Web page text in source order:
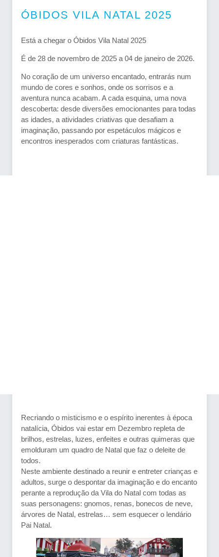
ÓBIDOS VILA NATAL 2025
Está a chegar o Óbidos Vila Natal 2025
É de 28 de novembro de 2025 a 04 de janeiro de 2026.
No coração de um universo encantado, entrarás num
mundo de cores e sonhos, onde os sorrisos e a
aventura nunca acabam. A cada esquina, uma nova
descoberta: desde diversões emocionantes para todas
as idades, a atividades criativas que desafiam a
imaginação, passando por espetáculos mágicos e
encontros inesperados com criaturas fantásticas.
Recriando o misticismo e o espírito inerentes à época
natalícia, Óbidos vai estar em Dezembro repleta de
brilhos, estrelas, luzes, enfeites e outras quimeras que
emolduram um quadro de Natal que faz o deleite de
todos.
Neste ambiente destinado a reunir e entreter crianças e
adultos, surge o despontar da imaginação e do encanto
perante a reprodução da Vila do Natal com todas as
suas personagens: gnomos, renas, bonecos de neve,
árvores de Natal, estrelas… sem esquecer o lendário
Pai Natal.